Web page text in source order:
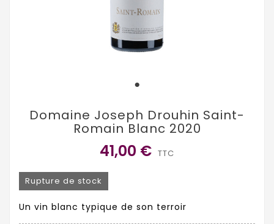
Domaine Joseph Drouhin Saint-
Romain Blanc 2020
41,00 € TTC
Rupture de stock
Un vin blanc typique de son terroir